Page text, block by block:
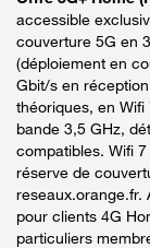
accessible
couverture 5G en
(déploiement en
Gbit/s en
théoriques, en
bande 3,5 GHz,
compatibles. Wifi
réserve de
reseaux.orange.fr.
pour clients 4G
particuliers